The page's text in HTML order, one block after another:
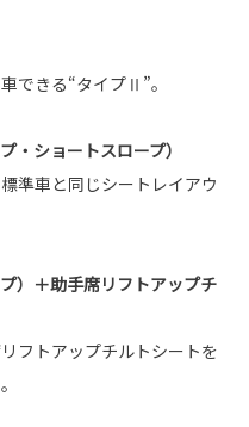
できる“タイプⅡ”。
・ショートスロープ）
準車と同じシートレイアウ
）＋助手席リフトアップチ
フトアップチルトシートを